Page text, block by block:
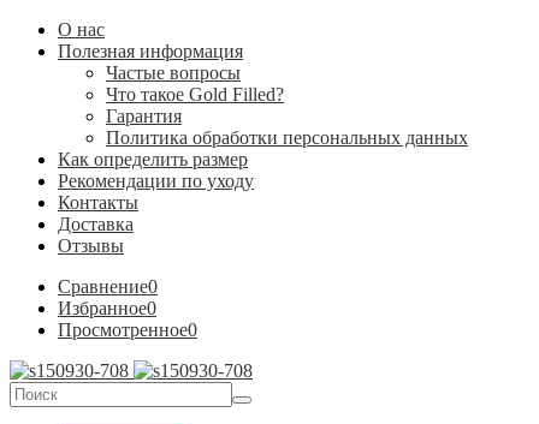
О нас
Полезная информация
Частые вопросы
Что такое Gold Filled?
Гарантия
Политика обработки персональных данных
Как определить размер
Рекомендации по уходу
Контакты
Доставка
Отзывы
Сравнение0
Избранное0
Просмотренное0